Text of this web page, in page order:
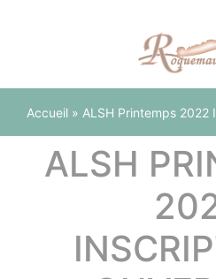
Accueil » ALSH Printemps 2022
ALSH